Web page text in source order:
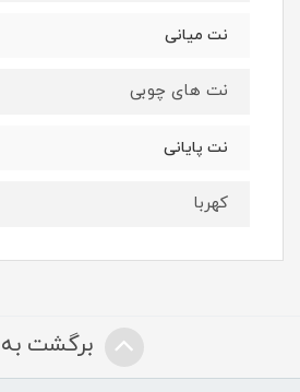
نت میانی
نت های چوبی
نت پایانی
کهربا
برگشت به